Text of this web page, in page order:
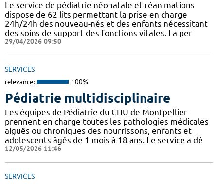
Le service de pédiatrie néonatale et réanimations
dispose de 62 lits permettant la prise en charge
24h/24h des nouveau-nés et des enfants nécessitant
des soins de support des fonctions vitales. La per
29/04/2026 09:50
SERVICES
relevance: 100%
Pédiatrie multidisciplinaire
Les équipes de Pédiatrie du CHU de Montpellier
prennent en charge toutes les pathologies médicales
aiguës ou chroniques des nourrissons, enfants et
adolescents âgés de 1 mois à 18 ans. Le service a dé
12/05/2026 11:46
SERVICES